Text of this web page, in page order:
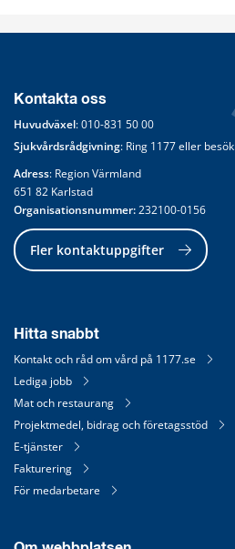
Kontakta oss
Huvudväxel: 010-831 50 00
Sjukvårdsrådgivning: Ring 1177 eller besök
Adress: Region Värmland
651 82 Karlstad
Organisationsnummer: 232100-0156
Fler kontaktuppgifter
Hitta snabbt
Kontakt och råd om vård på 1177.se
Lediga jobb
Mat och restaurang
Projektmedel, bidrag och företagsstöd
E-tjänster
Fakturering
För medarbetare